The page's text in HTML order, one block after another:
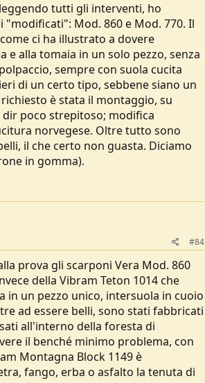
tutti gli interventi, ho
Mod. 860 e Mod. 770. Il
ci ha illustrato a dovere
e alla tomaia in un solo pezzo, senza
sempre con suola cucita
di un certo tipo, sebbene siano un
è stata il montaggio, su
dir poco strepitoso; modifica
norvegese. Oltre tutto sono
il che certo non guasta. Diciamo
in gomma).
#84
prova gli scarponi Vera Mod. 860
della Vibram Teton 1014 che
in un pezzo unico, intersuola in cuoio
ad essere belli, sono stati fabbricati
all'interno della foresta di
il benché minimo problema, con
Montagna Block 1149 è
fango, erba o asfalto la tenuta di